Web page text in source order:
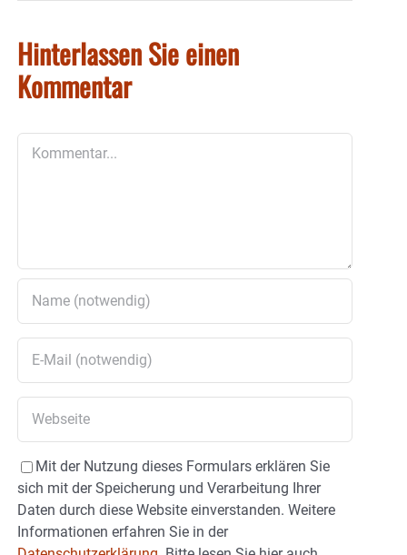
Hinterlassen Sie einen
Kommentar
Mit der Nutzung dieses Formulars erklären Sie
sich mit der Speicherung und Verarbeitung Ihrer
Daten durch diese Website einverstanden. Weitere
Informationen erfahren Sie in der